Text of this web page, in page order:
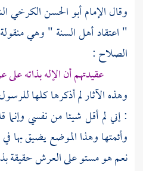
وقال الإمامأبو الحسن الكرخي
" اعتقادأهل السنة" وهي
الصلاح:
عقيدتهم أن الإله بذاته
وهذه الآثار لم أذكرها كلها
: إني لم أقل شيئا من نفسي
وأئمتها وهذا الموضع يضيق بها
نعم هو مستو على العرش حقيقة